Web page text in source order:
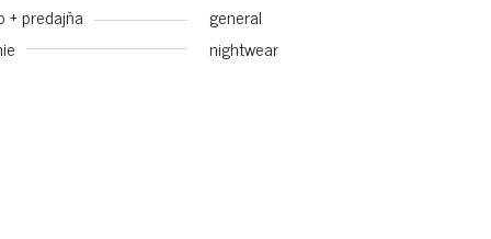
+ predajňa
general
nightwear